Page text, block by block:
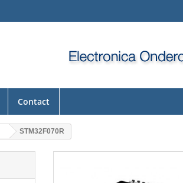
Contact
STM32F070R